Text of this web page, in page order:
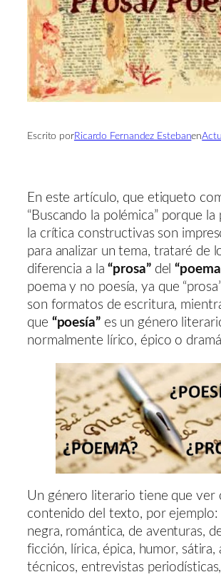
Escrito porRicardo Fernandez Estebanen
En este artículo, que etiqueto
“Buscando la polémica” porque la
la crítica constructivas son
para analizar un tema, trataré de
diferencia a la“prosa”del
poema y no poesía, ya que
son formatos de escritura,
que “poesía”es un género
normalmente lírico, épico o
Un género literario tiene que ver
contenido del texto, por ejemplo:
negra, romántica, de aventuras,
ficción, lírica, épica, humor, sátira,
técnicos, entrevistas